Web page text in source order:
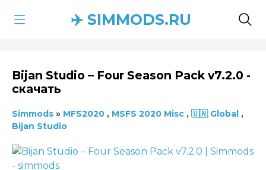
✈️ SIMMODS.RU
Bijan Studio – Four Season Pack v7.2.0 -
скачать
Simmods » MFS2020 , MSFS 2020 Misc , 🇺🇳 Global ,
Bijan Studio